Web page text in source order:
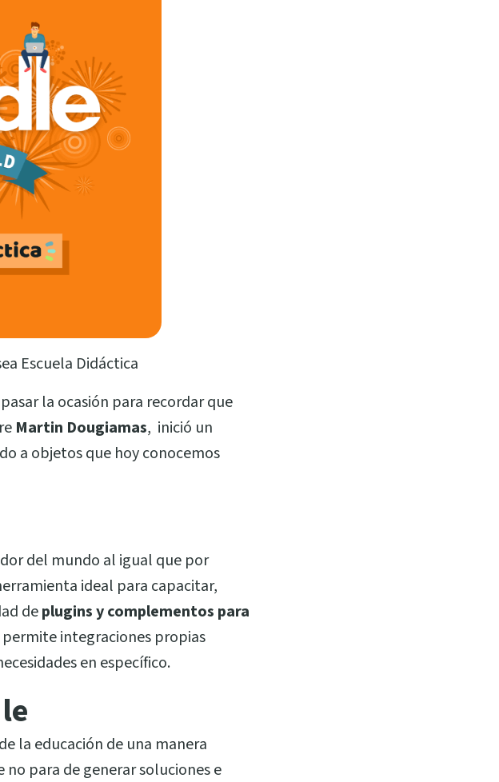
Escuela Didáctica
la ocasión para recordar que
Martin Dougiamas, inició un
a objetos que hoy conocemos
del mundo al igual que por
ideal para capacitar,
deplugins y complementos para
integraciones propias
en específico.
la educación de una manera
para de generar soluciones e